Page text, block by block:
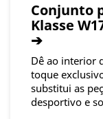
Conjunto
Klasse
➔
Dê ao interior
toque
substitui as
desportivo e